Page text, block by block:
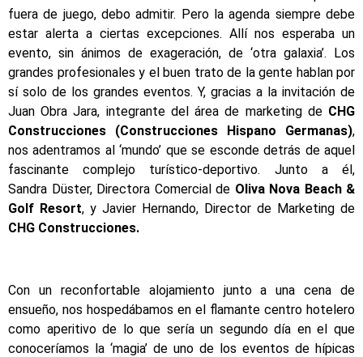
fuera de juego, debo admitir. Pero la agenda siempre debe
estar alerta a ciertas excepciones. Allí nos esperaba un
evento, sin ánimos de exageración, de ‘otra galaxia’. Los
grandes profesionales y el buen trato de la gente hablan por
sí solo de los grandes eventos. Y, gracias a la invitación de
Juan Obra Jara, integrante del área de marketing de CHG
Construcciones (Construcciones Hispano Germanas),
nos adentramos al ‘mundo’ que se esconde detrás de aquel
fascinante complejo turístico-deportivo. Junto a él,
Sandra Düster, Directora Comercial de Oliva Nova Beach &
Golf Resort, y Javier Hernando, Director de Marketing de
CHG Construcciones.
Con un reconfortable alojamiento junto a una cena de
ensueño, nos hospedábamos en el flamante centro hotelero
como aperitivo de lo que sería un segundo día en el que
conoceríamos la ‘magia’ de uno de los eventos de hípicas